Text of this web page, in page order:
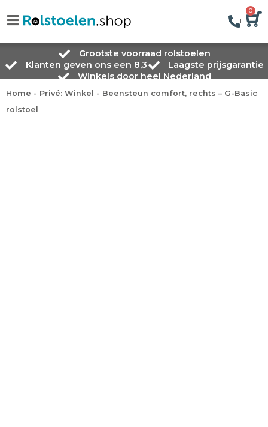
0
Grootste voorraad rolstoelen
Klanten geven ons een 8,3
Laagste prijsgarantie
Winkels door heel Nederland
Home - Privé: Winkel - Beensteun comfort, rechts – G-Basic
rolstoel